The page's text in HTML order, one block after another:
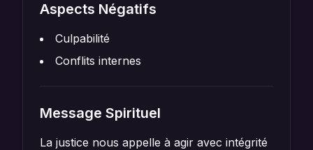
Aspects Négatifs
Culpabilité
Conflits internes
Message Spirituel
La justice nous appelle à agir avec intégrité